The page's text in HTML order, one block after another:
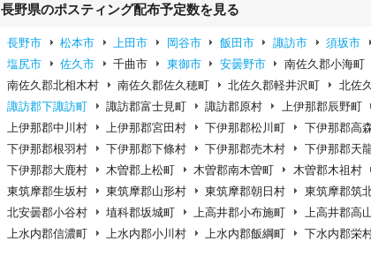
長野県のポスティング配布予定数を見る
長野市 松本市 上田市 岡谷市 飯田市 諏訪市 須坂市
塩尻市
佐久市 千曲市 東御市 安曇野市 南佐久郡小海町
南佐久郡北相木村
南佐久郡佐久穂町 北佐久郡軽井沢町 北佐
諏訪郡下諏訪町
諏訪郡富士見町 諏訪郡原村 上伊那郡辰野町
上伊那郡中川村
上伊那郡宮田村 下伊那郡松川町 下伊那郡高
下伊那郡根羽村
下伊那郡下條村 下伊那郡売木村 下伊那郡天
下伊那郡大鹿村
木曽郡上松町 木曽郡南木曽町 木曽郡木祖村
東筑摩郡生坂村
東筑摩郡山形村 東筑摩郡朝日村 東筑摩郡筑
北安曇郡小谷村
埴科郡坂城町 上高井郡小布施町 上高井郡高
上水内郡信濃町
上水内郡小川村 上水内郡飯綱町 下水内郡栄